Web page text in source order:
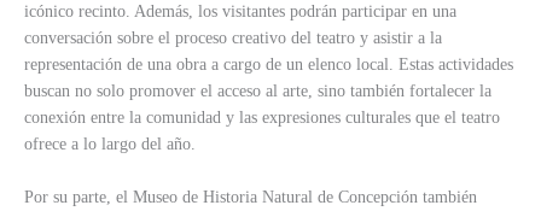
icónico recinto. Además, los visitantes podrán participar en una
conversación sobre el proceso creativo del teatro y asistir a la
representación de una obra a cargo de un elenco local. Estas actividades
buscan no solo promover el acceso al arte, sino también fortalecer la
conexión entre la comunidad y las expresiones culturales que el teatro
ofrece a lo largo del año.
Por su parte, el Museo de Historia Natural de Concepción también